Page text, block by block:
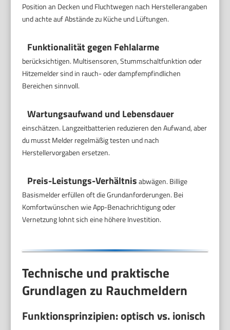
Position an Decken und Fluchtwegen nach Herstellerangaben
und achte auf Abstände zu Küche und Lüftungen.
Funktionalität gegen Fehlalarme
berücksichtigen. Multisensoren, Stummschaltfunktion oder
Hitzemelder sind in rauch- oder dampfempfindlichen
Bereichen sinnvoll.
Wartungsaufwand und Lebensdauer
einschätzen. Langzeitbatterien reduzieren den Aufwand, aber
du musst Melder regelmäßig testen und nach
Herstellervorgaben ersetzen.
Preis-Leistungs-Verhältnisabwägen. Billige
Basismelder erfüllen oft die Grundanforderungen. Bei
Komfortwünschen wie App-Benachrichtigung oder
Vernetzung lohnt sich eine höhere Investition.
Technische und praktische
Grundlagen zu Rauchmeldern
Funktionsprinzipien: optisch vs. ionisch